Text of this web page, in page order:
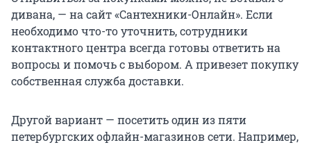
дивана, — на сайт «Сантехники-Онлайн». Если
необходимо что-то уточнить, сотрудники
контактного центра всегда готовы ответить на
вопросы и помочь с выбором. А привезет покупку
собственная служба доставки.
Другой вариант — посетить один из пяти
петербургских офлайн-магазинов сети. Например,